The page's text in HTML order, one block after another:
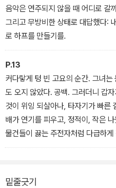
들은 각자인 채로도 너무 온전했다.
렬했고, 붉었고, 단단히 응축되어 있
를 필요로 하지 않았다. 그것들은 경
주었다 — 지각이라기보다는 감각
발견되는 진실은 너무도 진실해서,
그것을 유발한 사실 안에서만 존재
명적이어서 자신의 모체 주위를 공
간이 끝나면 그에 상응하는 진실 또
들어 낸 다음, 그렇게 제작한 진실을
똑같은 영감을 이끌어 낼 수는 없다.
음악은 연주되지 않을 때 어디로
그리고 무방비한 상태로 대답했다:
로 하프를 만들기를.
P.13
커다랗게 텅 빈 고요의 순간. 그녀
도 오지 않았다. 공백. 그러더니 갑
것이 위잉 되살아나, 타자기가 빠른
배가 연기를 피우고, 정적이, 작은
물건들이 끓는 주전자처럼 다급하
예쁜 시계의 뎅그렁거림뿐이었다.
밑줄긋기